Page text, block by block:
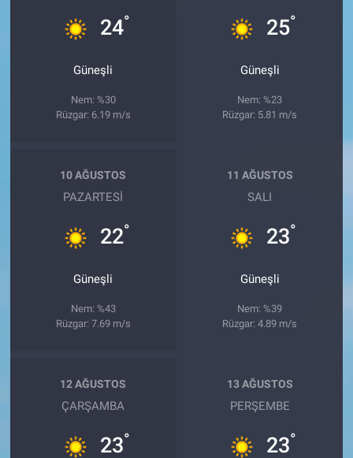
24°
Güneşli
Nem: %30
Rüzgar: 6.19 m/s
25°
Güneşli
Nem: %23
Rüzgar: 5.81 m/s
10 AĞUSTOS
PAZARTESI
22°
Güneşli
Nem: %43
Rüzgar: 7.69 m/s
11 AĞUSTOS
SALI
23°
Güneşli
Nem: %39
Rüzgar: 4.89 m/s
12 AĞUSTOS
ÇARŞAMBA
23°
13 AĞUSTOS
PERŞEMBE
23°